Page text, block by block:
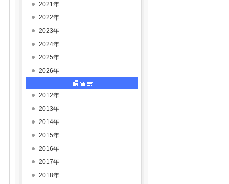
2021年
2022年
2023年
2024年
2025年
2026年
2012年
2013年
2014年
2015年
2016年
2017年
2018年